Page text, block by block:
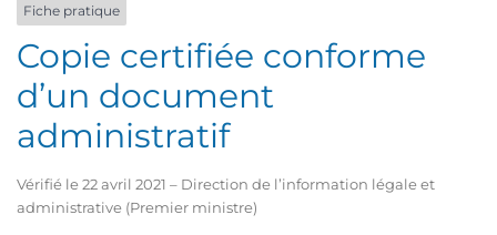
Fiche pratique
Copie certifiée conforme
d’un document
administratif
Vérifié le 22 avril 2021 – Direction de l’information légale et
administrative (Premier ministre)